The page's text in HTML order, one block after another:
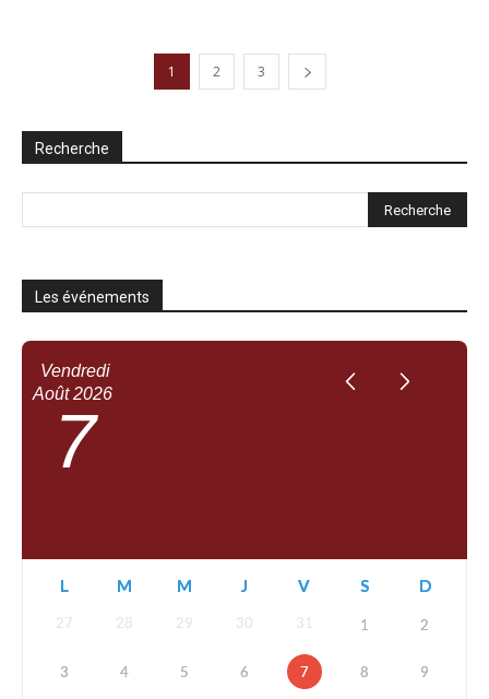
1 2 3
Recherche
Les événements
Vendredi
Août 2026
7
L M M J V S D
27 28 29 30 31 1 2
3 4 5 6 7 8 9